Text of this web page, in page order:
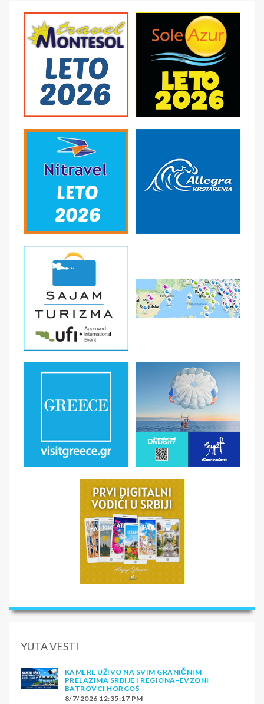
YUTA VESTI
KAMERE UŽIVO NA SVIM GRANIČNIM
PRELAZIMA SRBIJE I REGIONA–EVZONI
BATROVCI HORGOŠ
8/7/2026 12:35:17 PM